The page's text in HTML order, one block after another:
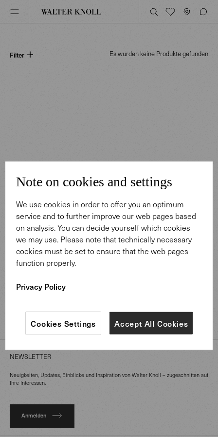
Filter Es wurden keine Produkte gefunden
PRODUKTE
MATERIALIEN
MAGAZIN
NEWSLETTER
Neuigkeiten, Updates, Einblicke und Inspiration von Walter Knoll – zugeschnitten auf
Ihre Interessen.
Anmelden
Note on cookies and settings
We use cookies in order to offer you an optimum
service and to further improve our web pages based
on analysis. You can decide yourself which cookies
we may use. Please note that technically necessary
cookies must be set to ensure that the web pages
function properly.
Privacy Policy
Accept All Cookies
Cookies Settings